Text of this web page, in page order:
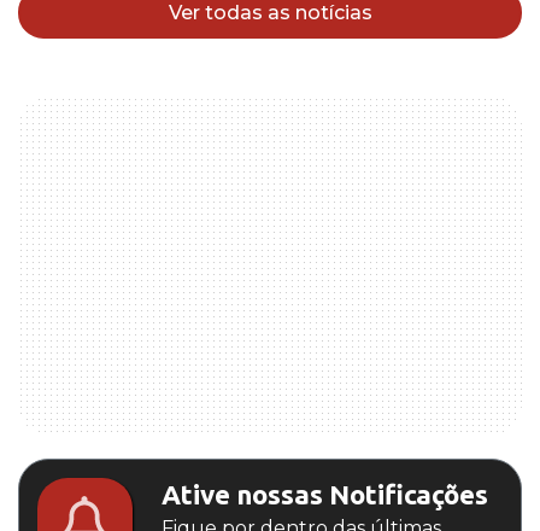
Ver todas as notícias
Ative nossas Notificações